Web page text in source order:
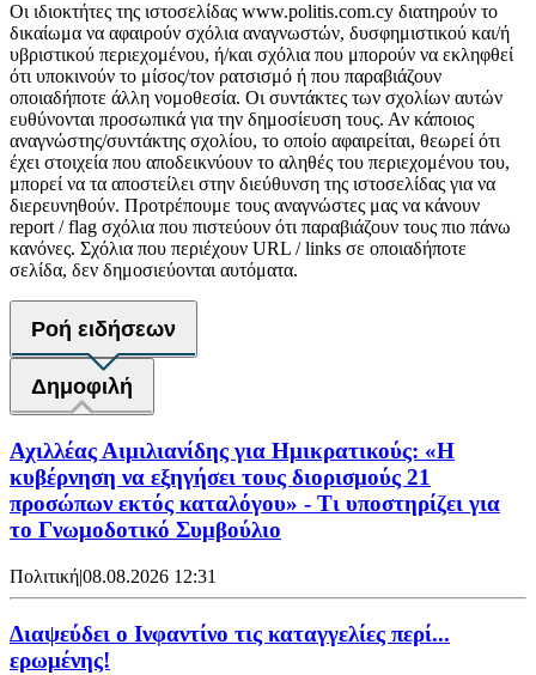
Οι ιδιοκτήτες της ιστοσελίδας www.politis.com.cy διατηρούν το
δικαίωμα να αφαιρούν σχόλια αναγνωστών, δυσφημιστικού και/ή
υβριστικού περιεχομένου, ή/και σχόλια που μπορούν να εκληφθεί
ότι υποκινούν το μίσος/τον ρατσισμό ή που παραβιάζουν
οποιαδήποτε άλλη νομοθεσία. Οι συντάκτες των σχολίων αυτών
ευθύνονται προσωπικά για την δημοσίευση τους. Αν κάποιος
αναγνώστης/συντάκτης σχολίου, το οποίο αφαιρείται, θεωρεί ότι
έχει στοιχεία που αποδεικνύουν το αληθές του περιεχομένου του,
μπορεί να τα αποστείλει στην διεύθυνση της ιστοσελίδας για να
διερευνηθούν. Προτρέπουμε τους αναγνώστες μας να κάνουν
report / flag σχόλια που πιστεύουν ότι παραβιάζουν τους πιο πάνω
κανόνες. Σχόλια που περιέχουν URL / links σε οποιαδήποτε
σελίδα, δεν δημοσιεύονται αυτόματα.
Ροή ειδήσεων
Δημοφιλή
Αχιλλέας Αιμιλιανίδης για Ημικρατικούς: «Η
κυβέρνηση να εξηγήσει τους διορισμούς 21
προσώπων εκτός καταλόγου» - Τι υποστηρίζει για
το Γνωμοδοτικό Συμβούλιο
Πολιτική|08.08.2026 12:31
Διαψεύδει ο Ινφαντίνο τις καταγγελίες περί...
ερωμένης!